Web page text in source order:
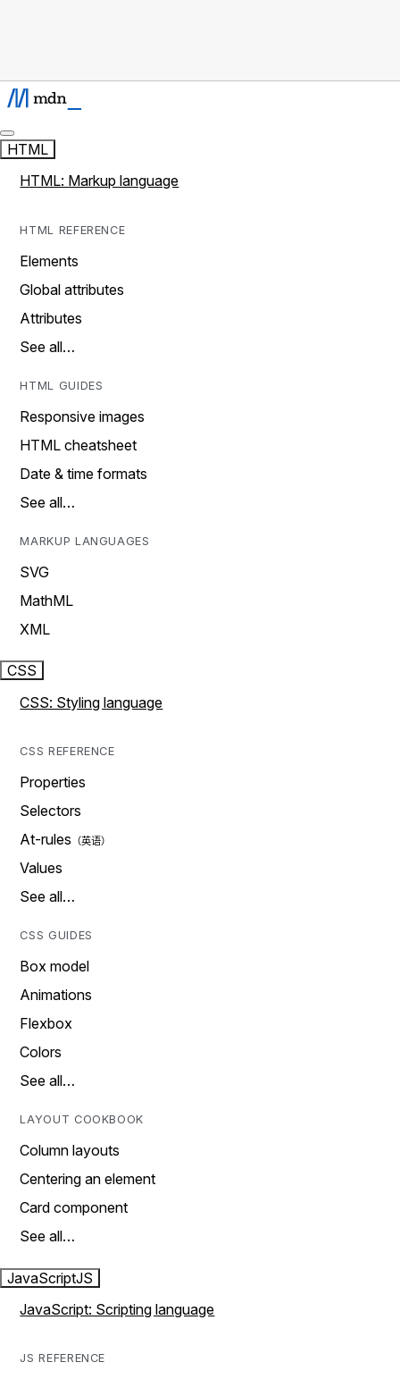
HTML
HTML: Markup language
HTML REFERENCE
Elements
Global attributes
Attributes
See all…
HTML GUIDES
Responsive images
HTML cheatsheet
Date & time formats
See all…
MARKUP LANGUAGES
SVG
MathML
XML
CSS
CSS: Styling language
CSS REFERENCE
Properties
Selectors
At-rules
Values
See all…
CSS GUIDES
Box model
Animations
Flexbox
Colors
See all…
LAYOUT COOKBOOK
Column layouts
Centering an element
Card component
See all…
JavaScriptJS
JavaScript: Scripting language
JS REFERENCE